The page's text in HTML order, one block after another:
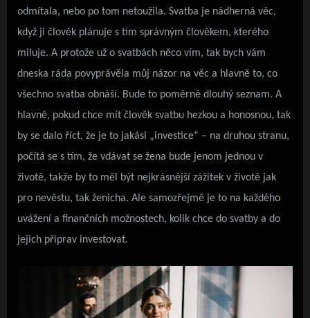
odmítala, nebo po tom netoužila. Svatba je nádherná věc,
když ji člověk plánuje s tím správným člověkem, kterého
miluje. A protože už o svatbách něco vím, tak bych vám
dneska ráda povyprávěla můj názor na věc a hlavně to, co
všechno svatba obnáší. Bude to poměrně dlouhý seznam. A
hlavně, pokud chce mít člověk svatbu hezkou a honosnou, tak
by se dalo říct, že je to jakási „investice“ – na druhou stranu,
počítá se s tím, že vdávat se žena bude jenom jednou v
životě, takže by to měl být nejkrásnější zážitek v životě jak
pro nevěstu, tak ženicha. Ale samozřejmě je to na každého
uvážení a finančních možnostech, kolik chce do svatby a do
jejich připrav investovat.